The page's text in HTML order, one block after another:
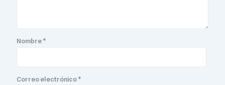
Nombre*
Correo electrónico*